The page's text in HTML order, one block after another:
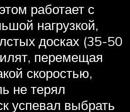
работает с
нагрузкой,
досках (35-50
перемещая
скоростью,
не терял
успевал выбрать